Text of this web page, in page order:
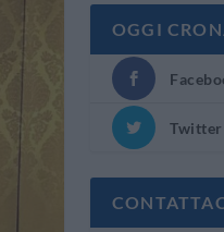
OGGI
Twitter